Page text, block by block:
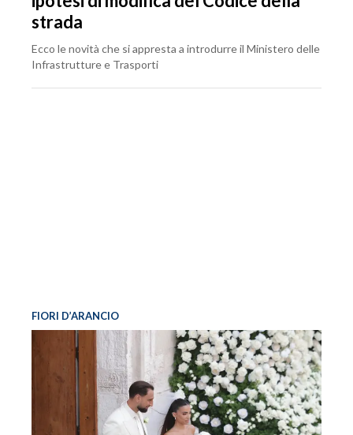
strada
Ecco le novità che si appresta a introdurre il Ministero delle
Infrastrutture e Trasporti
FIORI D’ARANCIO